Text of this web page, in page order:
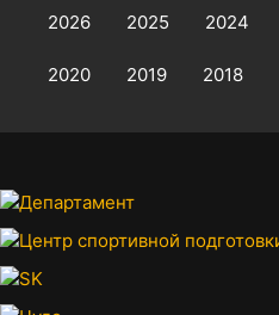
2026 2025 2024
2020 2019 2018